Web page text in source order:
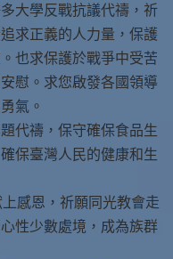
大學反戰抗議代禱，祈
求正義的人力量，保護
也求保護於戰爭中受苦
慰。求您啟發各國領導
氣。
代禱，保守確保食品生
保臺灣人民的健康和生
感恩，祈願同光教會走
性少數處境，成為族群